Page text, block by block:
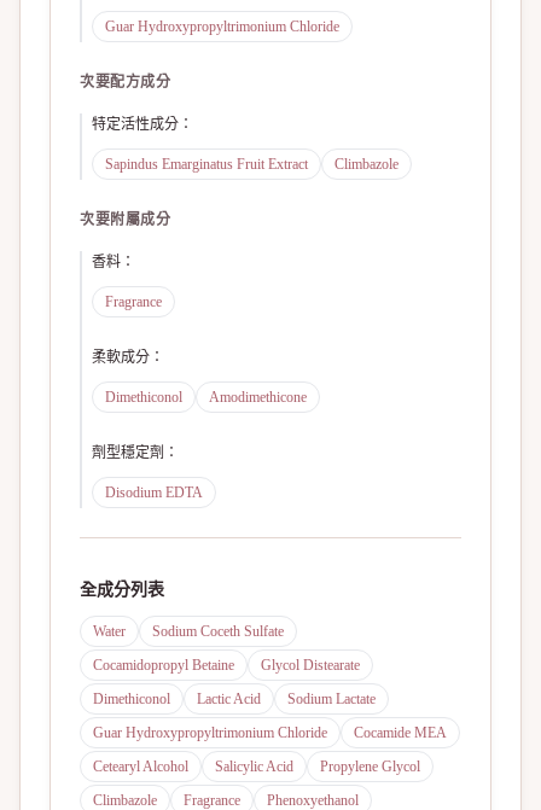
Guar Hydroxypropyltrimonium Chloride
次要配方成分
特定活性成分 ：
Sapindus Emarginatus Fruit Extract Climbazole
次要附屬成分
香料 ：
Fragrance
柔軟成分 ：
Dimethiconol Amodimethicone
劑型穩定劑 ：
Disodium EDTA
全成分列表
Water
Sodium Coceth Sulfate
Cocamidopropyl Betaine
Glycol Distearate
Dimethiconol
Lactic Acid
Sodium Lactate
Guar Hydroxypropyltrimonium Chloride
Cocamide MEA
Cetearyl Alcohol
Salicylic Acid
Propylene Glycol
Climbazole
Fragrance
Phenoxyethanol